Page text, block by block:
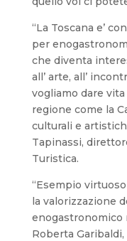
“La Toscana e’
per
che diventa
all’ arte, all’
vogliamo dare
regione come la
culturali e
Tapinassi,
Turistica.
“Esempio
la valorizzazione
enogastronomico
Roberta